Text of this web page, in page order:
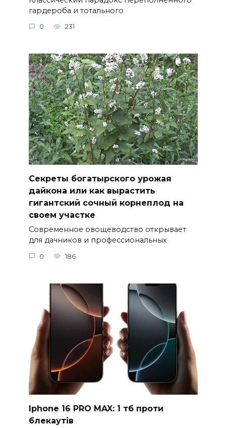
гардероба и тотального
0 231
Секреты богатырского урожая
дайкона или как вырастить
гигантский сочный корнеплод на
своем участке
Современное овощеводство открывает
для дачников и профессиональных
0 186
Iphone 16 PRO MAX: 1 тб проти
блекаутів